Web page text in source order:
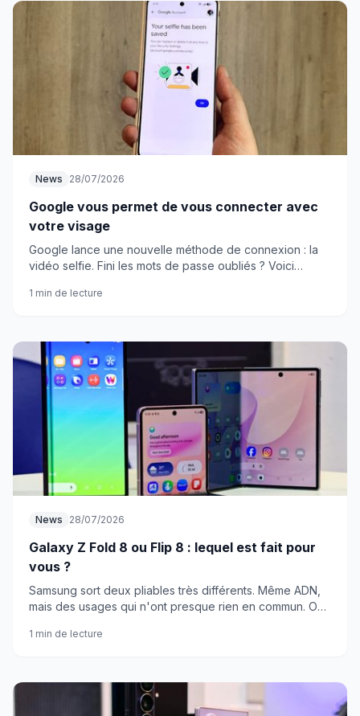
News 28/07/2026
Google vous permet de vous connecter avec
votre visage
Google lance une nouvelle méthode de connexion : la
vidéo selfie. Fini les mots de passe oubliés ? Voici
1 min de lecture
News 28/07/2026
Galaxy Z Fold 8 ou Flip 8 : lequel est fait pour
vous ?
Samsung sort deux pliables très différents. Même ADN,
mais des usages qui n'ont presque rien en commun. On
1 min de lecture